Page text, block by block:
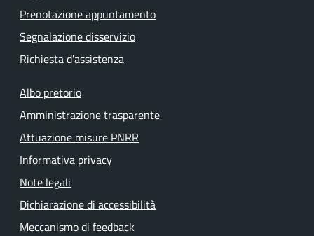
Prenotazione appuntamento
Segnalazione disservizio
Richiesta d'assistenza
Albo pretorio
Amministrazione trasparente
Attuazione misure PNRR
Informativa privacy
Note legali
Dichiarazione di accessibilità
Meccanismo di feedback